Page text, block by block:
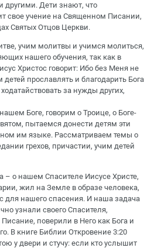
другими. Дети знают, что
свое учение на Священном Писании,
Святых Отцов Церкви.
учим молитвы и учимся молиться,
нашего обучения, так как в
Христос говорит: Ибо без Меня не
прославлять и благодарить Бога
за нужды других,
Боге, говорим о Троице, о Боге-
пытаемся донести детям эти
им языке. Рассматриваем темы о
грехов, причастии, учим детей
– о нашем Спасителе Иисусе Христе,
жил на Земле в образе человека,
для нашего спасения. И наша задача
узнали своего Спасителя,
поверили в Него как Бога и
В книге Библии Откровение 3:20
у двери и стучу: если кто услышит